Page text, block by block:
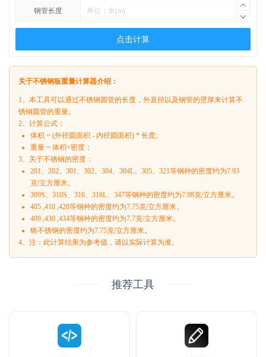
钢管长度
点击计算
关于不锈钢板重量计算器介绍：
1、本工具可以通过不锈钢圆管的长度，外直径以及钢管的壁厚来计算不
锈钢圆管的重量。
2、计算公式：
体积 = (外径圆面积 - 内径圆面积) * 长度;
重量 = 体积×密度；
3、关于不锈钢的密度：
201、202、301、302、304、304L、305、321等钢种的密度约为7.93
克/立方厘米。
309S、310S、316、316L、347等钢种的密度约为7.98克/立方厘米。
405 ,410 ,420等钢种的密度约为7.75克/立方厘米。
409 ,430 ,434等钢种的密度约为7.7克/立方厘米。
铬不锈钢的密度约为7.75克/立方厘米。
4、注：此计算结果为参考值，请以实际计算为准。
推荐工具